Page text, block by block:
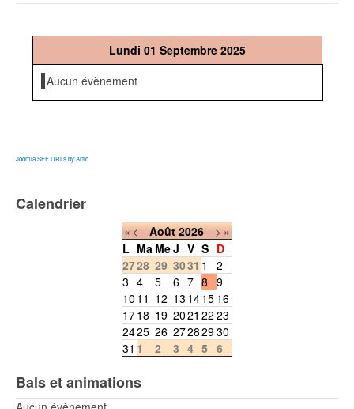
Lundi 01 Septembre 2025
Aucun évènement
Joomla SEF URLs by Artio
Calendrier
«< Août 2026 >»
L Ma MeJ V S D
2728 29 3031 1
2
3 4 5 6 7 8 9
10 11 12 13 1415 16
1718 19 2021 22 23
2425 26 27282930
31 1 2 3 4 5 6
Bals et animations